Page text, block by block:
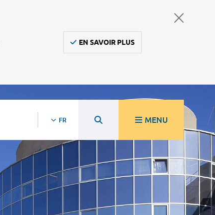
EN SAVOIR PLUS
FR MENU